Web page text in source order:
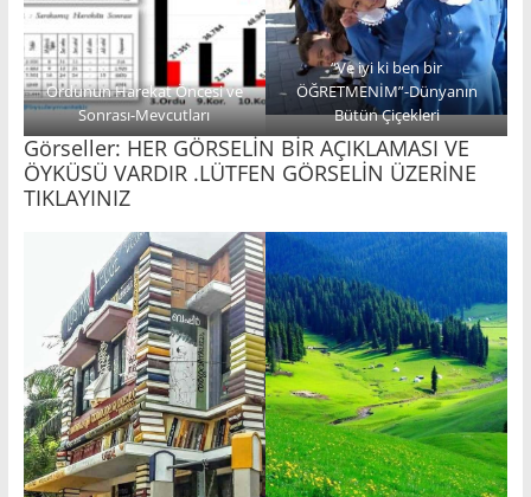
Ordunun Harekat Öncesi ve
Sonrası-Mevcutları
“Ve iyi ki ben bir
ÖĞRETMENİM”-Dünyanın
Bütün Çiçekleri
Görseller: HER GÖRSELİN BİR AÇIKLAMASI VE
ÖYKÜSÜ VARDIR .LÜTFEN GÖRSELİN ÜZERİNE
TIKLAYINIZ